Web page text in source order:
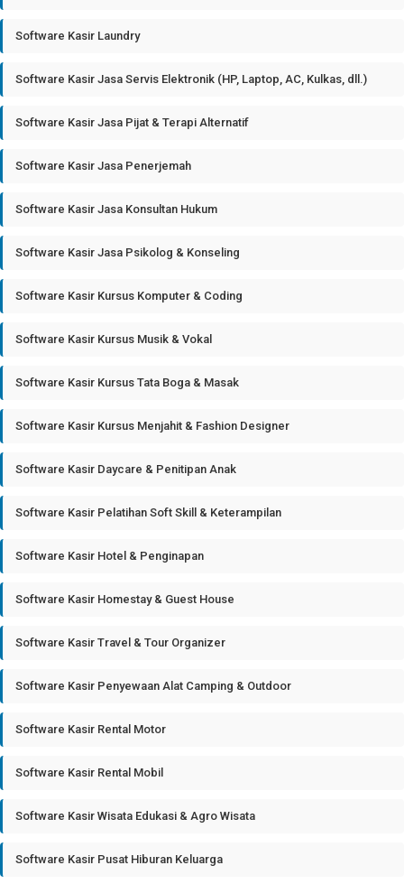
Software Kasir Laundry
Software Kasir Jasa Servis Elektronik (HP, Laptop, AC, Kulkas, dll.)
Software Kasir Jasa Pijat & Terapi Alternatif
Software Kasir Jasa Penerjemah
Software Kasir Jasa Konsultan Hukum
Software Kasir Jasa Psikolog & Konseling
Software Kasir Kursus Komputer & Coding
Software Kasir Kursus Musik & Vokal
Software Kasir Kursus Tata Boga & Masak
Software Kasir Kursus Menjahit & Fashion Designer
Software Kasir Daycare & Penitipan Anak
Software Kasir Pelatihan Soft Skill & Keterampilan
Software Kasir Hotel & Penginapan
Software Kasir Homestay & Guest House
Software Kasir Travel & Tour Organizer
Software Kasir Penyewaan Alat Camping & Outdoor
Software Kasir Rental Motor
Software Kasir Rental Mobil
Software Kasir Wisata Edukasi & Agro Wisata
Software Kasir Pusat Hiburan Keluarga